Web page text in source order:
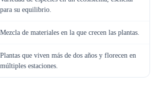
para su equilibrio.
Mezcla de materiales en la que crecen las plantas.
Plantas que viven más de dos años y florecen en
múltiples estaciones.